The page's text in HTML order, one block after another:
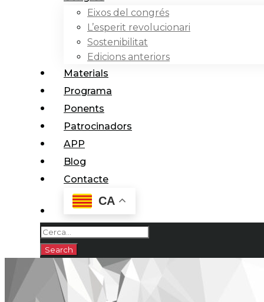
Eixos del congrés
L’esperit revolucionari
Sostenibilitat
Edicions anteriors
Materials
Programa
Ponents
Patrocinadors
APP
Blog
Contacte
CA